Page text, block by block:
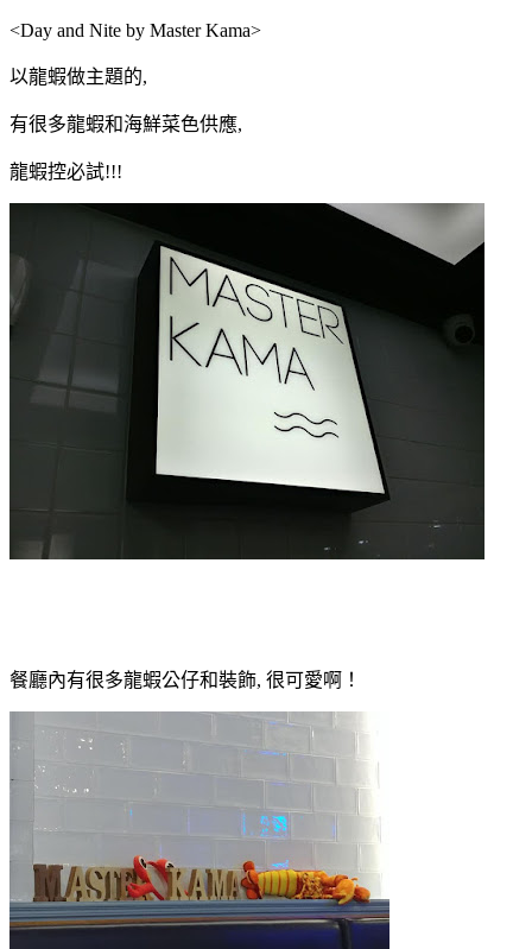
<Day and Nite by Master Kama>
以龍蝦做主題的,
有很多龍蝦和海鮮菜色供應,
龍蝦控必試!!!
餐廳內有很多龍蝦公仔和裝飾, 很可愛啊！